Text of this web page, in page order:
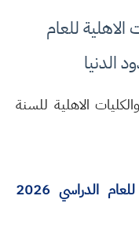
للعام
الاهلية للسنة
اضغط هنا للحصول على المعدلات للعام الدراسي 2026